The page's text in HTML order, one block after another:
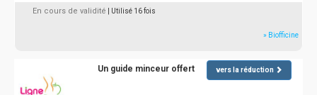
En cours de validité | Utilisé 16 fois
» Biofficine
Un guide minceur offert vers la réduction